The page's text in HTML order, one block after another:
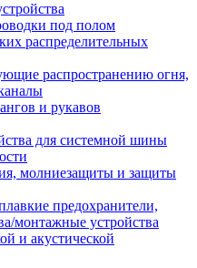
под полом
распределительных
распространению огня,
и рукавов
для системной шины
молниезащиты и защиты
предохранители,
монтажные устройства
и акустической